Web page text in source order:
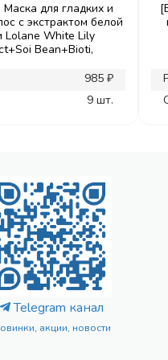
Маска для гладких и
с экстрактом белой
Lolane White Lily
Bean+Bioti,
985 ₽
9 шт.
Telegram канал
акции, новости